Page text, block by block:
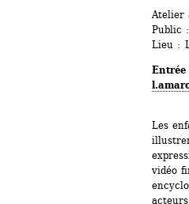
Atelier
Public
Lieu :
Les
vidéo